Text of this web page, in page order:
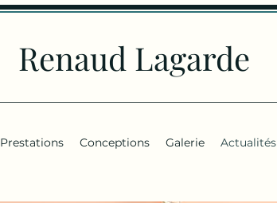
Renaud Lagarde
Prestations Conceptions Galerie Actualités